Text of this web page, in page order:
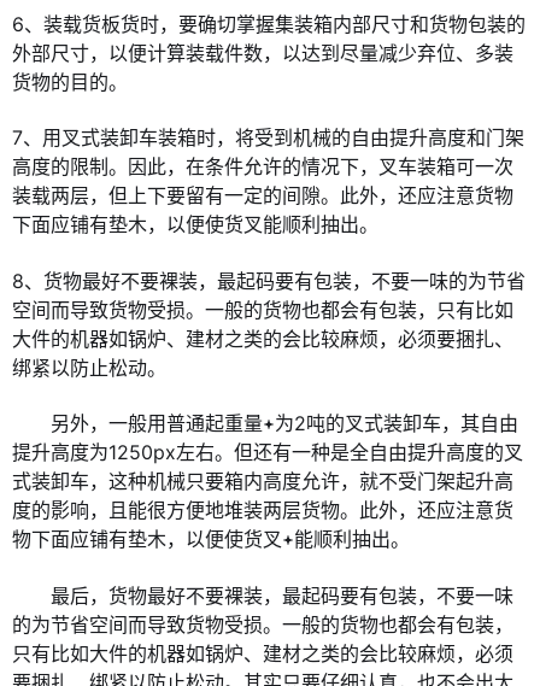
6、装载货板货时，要确切掌握集装箱内部尺寸和货物包装的
外部尺寸，以便计算装载件数，以达到尽量减少弃位、多装
货物的目的。
7、用叉式装卸车装箱时，将受到机械的自由提升高度和门架
高度的限制。因此，在条件允许的情况下，叉车装箱可一次
装载两层，但上下要留有一定的间隙。此外，还应注意货物
下面应铺有垫木，以便使货叉能顺利抽出。
8、货物最好不要裸装，最起码要有包装，不要一味的为节省
空间而导致货物受损。一般的货物也都会有包装，只有比如
大件的机器如锅炉、建材之类的会比较麻烦，必须要捆扎、
绑紧以防止松动。
另外，一般用普通起重量 为2吨的叉式装卸车，其自由
提升高度为1250px左右。但还有一种是全自由提升高度的叉
式装卸车，这种机械只要箱内高度允许，就不受门架起升高
度的影响，且能很方便地堆装两层货物。此外，还应注意货
物下面应铺有垫木，以便使货叉
能顺利抽出。
最后，货物最好不要裸装，最起码要有包装，不要一味
的为节省空间而导致货物受损。一般的货物也都会有包装，
只有比如大件的机器如锅炉、建材之类的会比较麻烦，必须